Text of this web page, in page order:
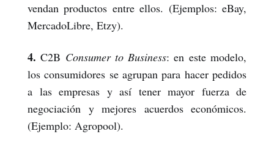
vendan productos entre ellos. (Ejemplos: eBay,
MercadoLibre, Etzy).
4.C2B Consumer to Business: en este modelo,
los consumidores se agrupan para hacer pedidos
a las empresas y así tener mayor fuerza de
negociación y mejores acuerdos económicos.
(Ejemplo: Agropool).